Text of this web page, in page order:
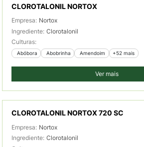
CLOROTALONIL NORTOX
Empresa: Nortox
Ingrediente: Clorotalonil
Culturas:
Abóbora Abobrinha Amendoim +52 mais
Ver mais
CLOROTALONIL NORTOX 720 SC
Empresa: Nortox
Ingrediente: Clorotalonil